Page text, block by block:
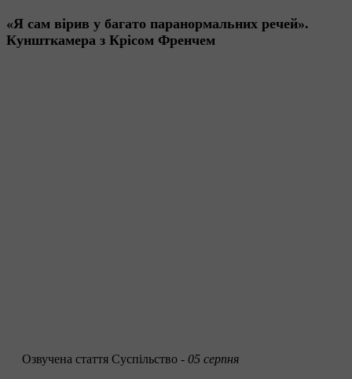
«Я сам вірив у багато паранормальних речей».
Куншткамера з Крісом Френчем
Озвучена стаття Суспільство - 05 серпня